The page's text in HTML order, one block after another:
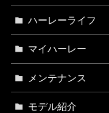
ハーレーライフ
マイハーレー
メンテナンス
モデル紹介